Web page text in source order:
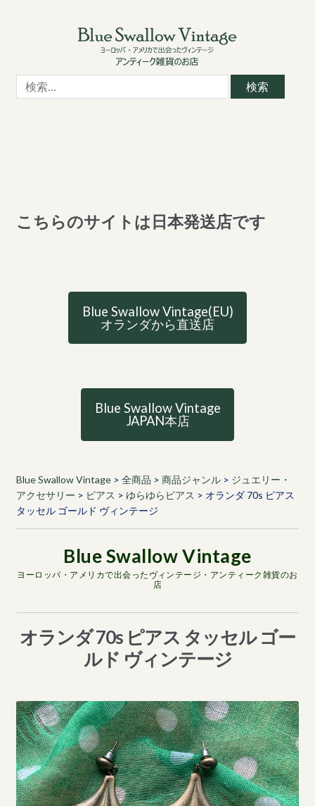
検
索:
こちらのサイトは日本発送店です
Blue Swallow Vintage(EU)
オランダから直送店
Blue Swallow Vintage
JAPAN本店
Blue Swallow Vintage> 全商品 > 商品ジャンル> ジュエリー・
アクセサリー > ピアス > ゆらゆらピアス > オランダ 70s ピアス
タッセル ゴールド ヴィンテージ
ヨーロッパ・アメリカで出会ったヴィンテージ・アンティーク雑貨のお
店
オランダ 70s ピアス タッセル ゴー
ルド ヴィンテージ